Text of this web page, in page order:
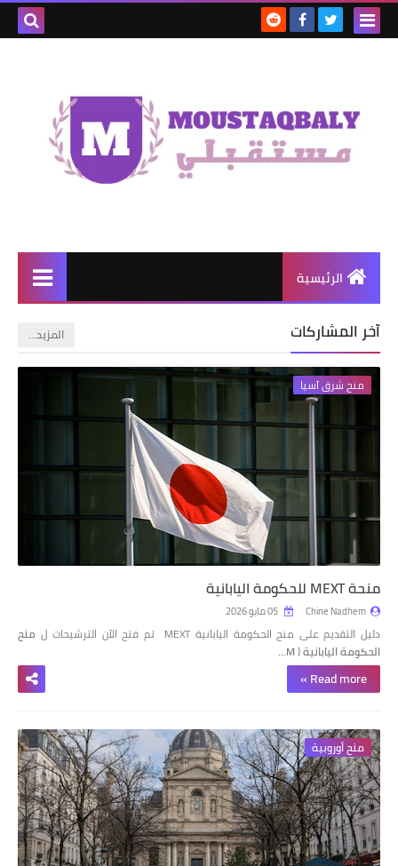
الرئيسية
آخر المشاركات ‏المزيد…
منح شرق آسيا
منحة MEXT للحكومة اليابانية
Chine Nadhem
دليل التقديم على منح الحكومة اليابانية MEXT تم فتح الآن الترشيحات ل
منح
الحكومة اليابانية(
Read more »
منح أوروبية